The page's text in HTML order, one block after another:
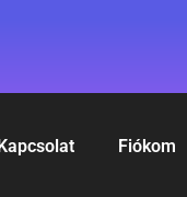
Fiókom